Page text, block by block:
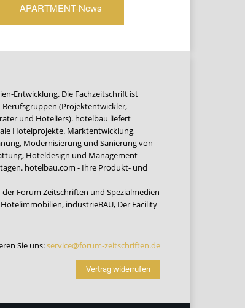
APARTMENT-News
Entwicklung. Die Fachzeitschrift ist
(Projektentwickler,
und Hoteliers). hotelbau liefert
Hotelprojekte. Marktentwicklung,
Modernisierung und Sanierung von
Hoteldesign und Management-
hotelbau.com - Ihre Produkt- und
Forum Zeitschriften und Spezialmedien
, industrieBAU, Der Facility
Sie uns:service@forum-zeitschriften.de
Vertrag widerrufen